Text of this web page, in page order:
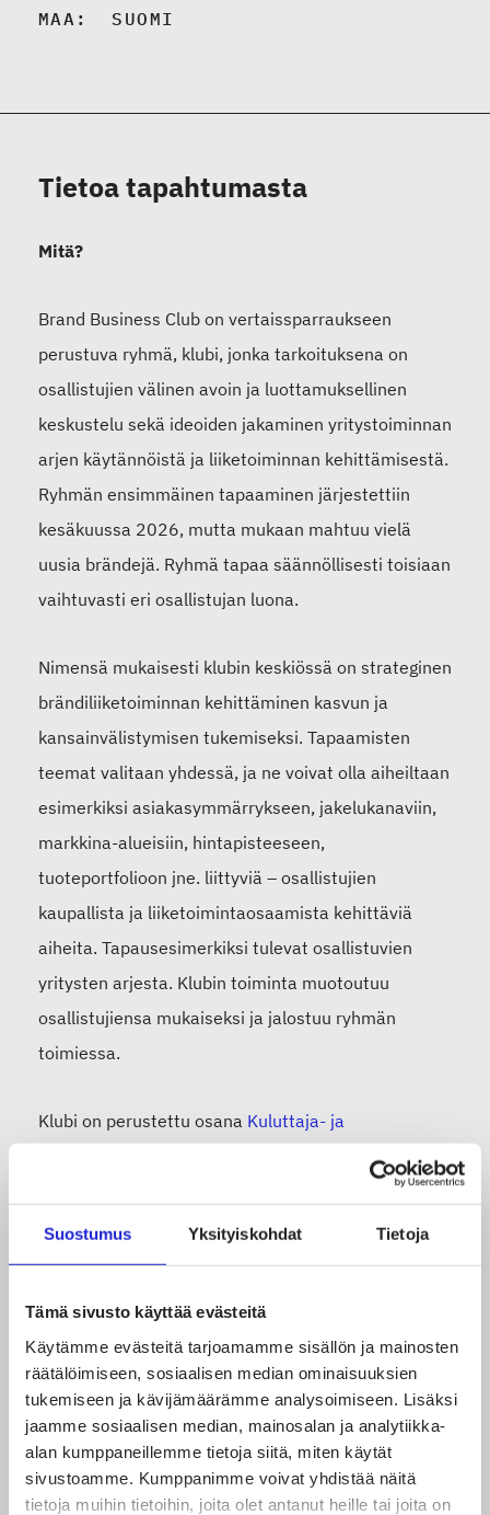
Suostumus Yksityiskohdat Tietoja
Tämä sivusto käyttää evästeitä
Käytämme evästeitä tarjoamamme sisällön ja mainosten
räätälöimiseen, sosiaalisen median ominaisuuksien
tukemiseen ja kävijämäärämme analysoimiseen. Lisäksi
jaamme sosiaalisen median, mainosalan ja analytiikka-
alan kumppaneillemme tietoja siitä, miten käytät
sivustoamme. Kumppanimme voivat yhdistää näitä
tietoja muihin tietoihin, joita olet antanut heille tai joita on
MAA: SUOMI
Tietoa tapahtumasta
Mitä?
Brand Business Club on vertaissparraukseen
perustuva ryhmä, klubi, jonka tarkoituksena on
osallistujien välinen avoin ja luottamuksellinen
keskustelu sekä ideoiden jakaminen yritystoiminnan
arjen käytännöistä ja liiketoiminnan kehittämisestä.
Ryhmän ensimmäinen tapaaminen järjestettiin
kesäkuussa 2026, mutta mukaan mahtuu vielä
uusia brändejä. Ryhmä tapaa säännöllisesti toisiaan
vaihtuvasti eri osallistujan luona.
Nimensä mukaisesti klubin keskiössä on strateginen
brändiliiketoiminnan kehittäminen kasvun ja
kansainvälistymisen tukemiseksi. Tapaamisten
teemat valitaan yhdessä, ja ne voivat olla aiheiltaan
esimerkiksi asiakasymmärrykseen, jakelukanaviin,
markkina-alueisiin, hintapisteeseen,
tuoteportfolioon jne. liittyviä – osallistujien
kaupallista ja liiketoimintaosaamista kehittäviä
aiheita. Tapausesimerkiksi tulevat osallistuvien
yritysten arjesta. Klubin toiminta muotoutuu
osallistujiensa mukaiseksi ja jalostuu ryhmän
toimiessa.
Klubi on perustettu osana Kuluttaja- ja
brändilähtöinen tekstiili ja muoti Suomessa 2030 -
kaupallisen ja liiketoimintaosaamisen kehittymisen
edistämistä.
Klubin vertaistoiminta on kohdennettu
kasvuhaluisille tekstiili-, muoti-, design- ja lifestyle-
alojen kuluttajatuoteyrityksille, joilla on oma brändi,
ja joiden liikevaihto on kooltaan noin 100 000–1